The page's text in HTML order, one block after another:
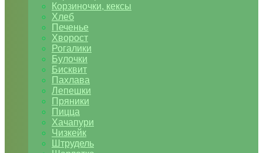
Корзиночки, кексы
Хлеб
Печенье
Хворост
Рогалики
Булочки
Бисквит
Пахлава
Лепешки
Пряники
Пицца
Хачапури
Чизкейк
Штрудель